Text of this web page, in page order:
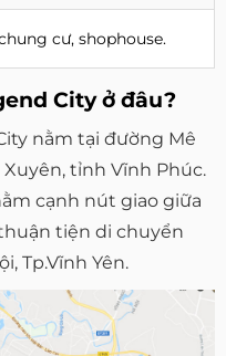
cư, shophouse.
City ở đâu?
nằm tại đường Mê
tỉnh Vĩnh Phúc.
cạnh nút giao giữa
tiện di chuyển
Tp.Vĩnh Yên.